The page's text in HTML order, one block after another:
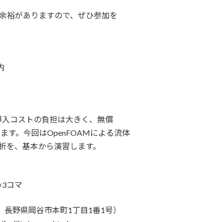
裕がありますので、ぜひ参加を
コストの負担は大きく、無償
す。今回はOpenFOAMによる流体
、基本から演習します。
コマ
県岡谷市本町1丁目1番1号）